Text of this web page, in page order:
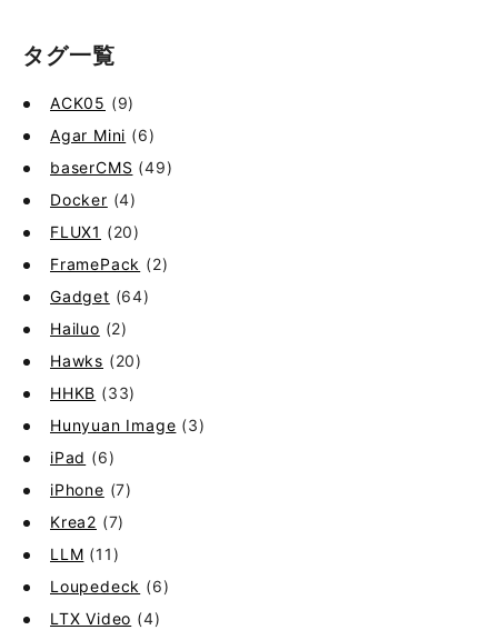
タグ一覧
ACK05 (9)
Agar Mini (6)
baserCMS (49)
Docker (4)
FLUX1 (20)
FramePack (2)
Gadget (64)
Hailuo (2)
Hawks (20)
HHKB (33)
Hunyuan Image (3)
iPad (6)
iPhone (7)
Krea2 (7)
LLM (11)
Loupedeck (6)
LTX Video (4)